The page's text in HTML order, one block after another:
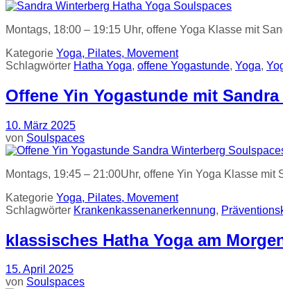
Montags, 18:00 – 19:15 Uhr, offene Yoga Klasse mit
Kategorie Yoga, Pilates, Movement
Schlagwörter Hatha Yoga, offene Yogastunde, Yoga,
Offene Yin Yogastunde mit
10. März 2025
von Soulspaces
Montags, 19:45 – 21:00Uhr, offene Yin Yoga Klasse
Kategorie Yoga, Pilates, Movement
Schlagwörter Krankenkassenanerkennung,
klassisches Hatha Yoga am
15. April 2025
von Soulspaces